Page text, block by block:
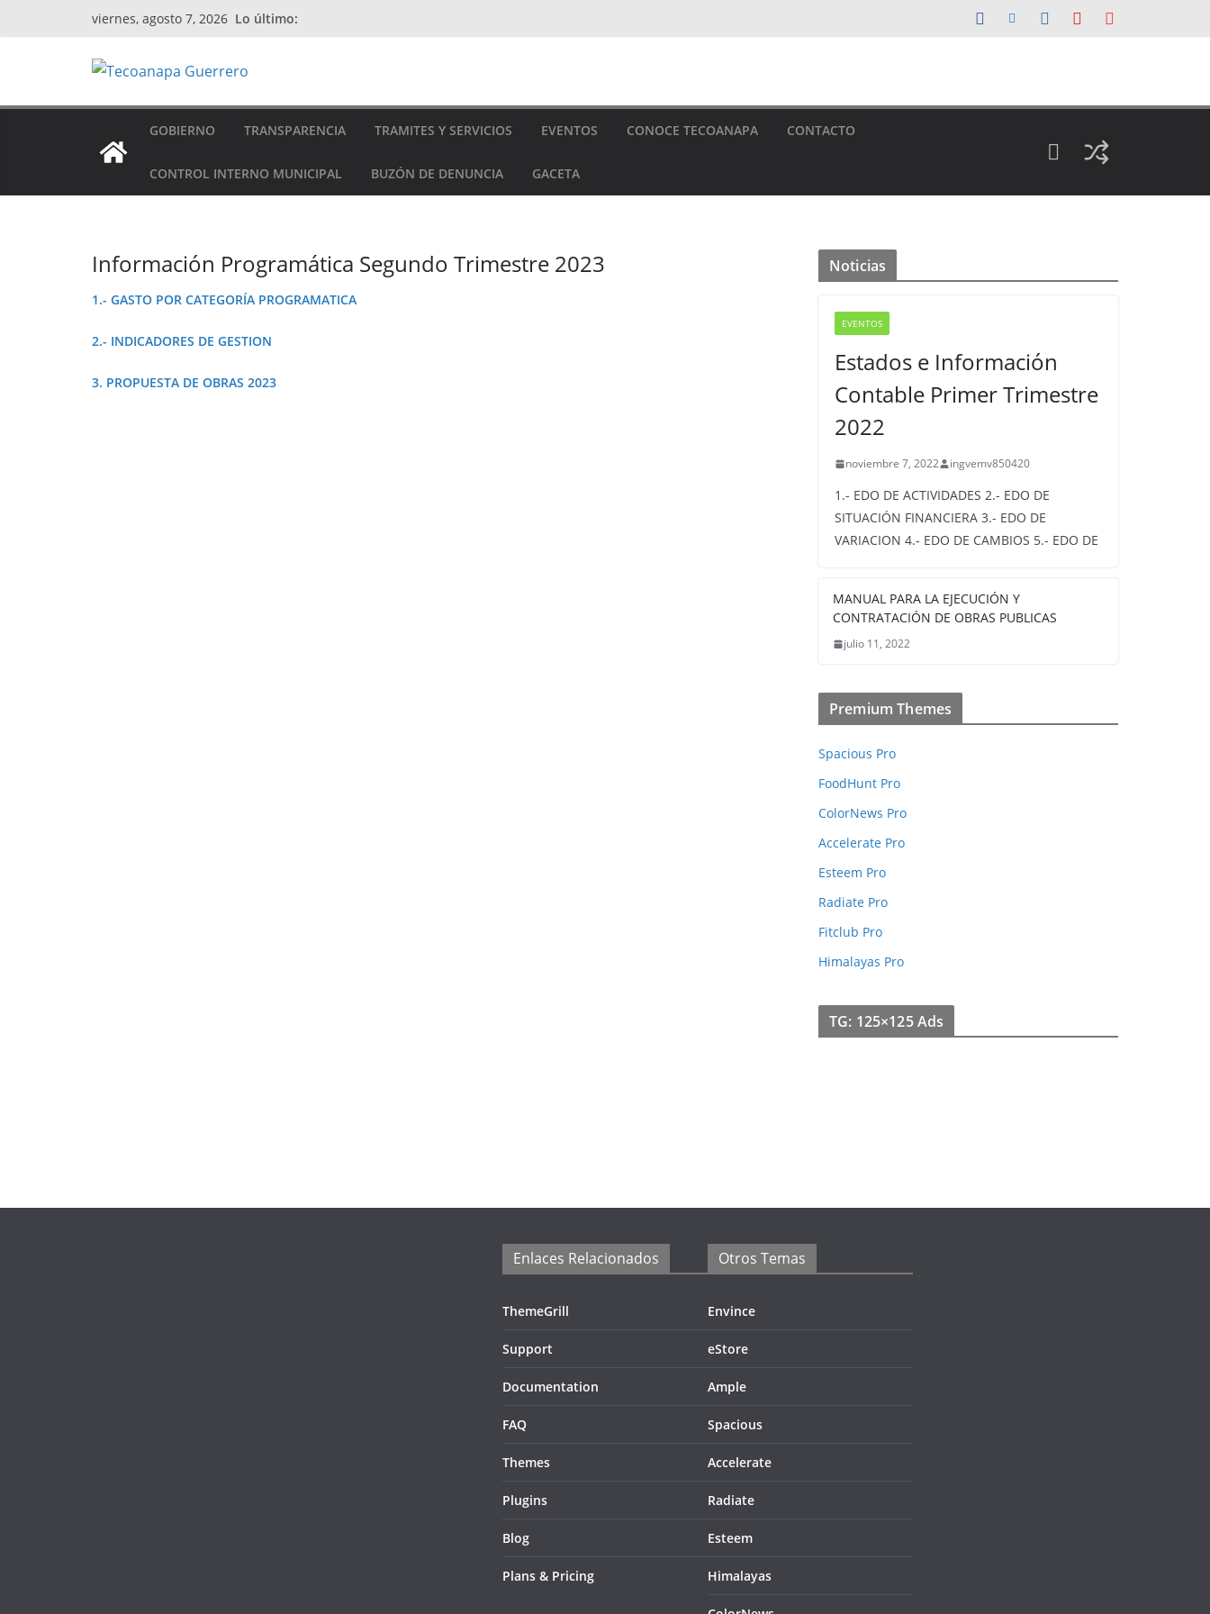
viernes, agosto 7, 2026 Lo último:
GOBIERNO TRANSPARENCIA TRAMITES Y SERVICIOS EVENTOS CONOCE TECOANAPA CONTACTO
CONTROL INTERNO MUNICIPAL BUZÓN DE DENUNCIA GACETA
Información Programática Segundo Trimestre 2023
1.- GASTO POR CATEGORÍA PROGRAMATICA
2.- INDICADORES DE GESTION
3. PROPUESTA DE OBRAS 2023
Noticias
EVENTOS
Estados e Información
Contable Primer Trimestre
2022
noviembre 7, 2022 ingvemv850420
1.- EDO DE ACTIVIDADES 2.- EDO DE
SITUACIÓN FINANCIERA 3.- EDO DE
VARIACION 4.- EDO DE CAMBIOS 5.- EDO DE
MANUAL PARA LA EJECUCIÓN Y
CONTRATACIÓN DE OBRAS PUBLICAS
julio 11, 2022
Premium Themes
Spacious Pro
FoodHunt Pro
ColorNews Pro
Accelerate Pro
Esteem Pro
Radiate Pro
Fitclub Pro
Himalayas Pro
TG: 125×125 Ads
Enlaces Relacionados
ThemeGrill
Support
Documentation
FAQ
Themes
Plugins
Blog
Plans & Pricing
Otros Temas
Envince
eStore
Ample
Spacious
Accelerate
Radiate
Esteem
Himalayas